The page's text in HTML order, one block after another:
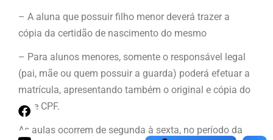
– A aluna que possuir filho menor deverá trazer a
cópia da certidão de nascimento do mesmo
– Para alunos menores, somente o responsável legal
(pai, mãe ou quem possuir a guarda) poderá efetuar a
matrícula, apresentando também o original e cópia do
RG e CPF.
As aulas ocorrem de segunda à sexta, no período da